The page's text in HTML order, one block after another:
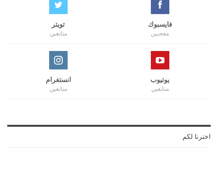
فايسبوك
معجبين
تويتر
متابعين
يوتيوب
متابعين
انستغرام
متابعين
اخترنا لكم